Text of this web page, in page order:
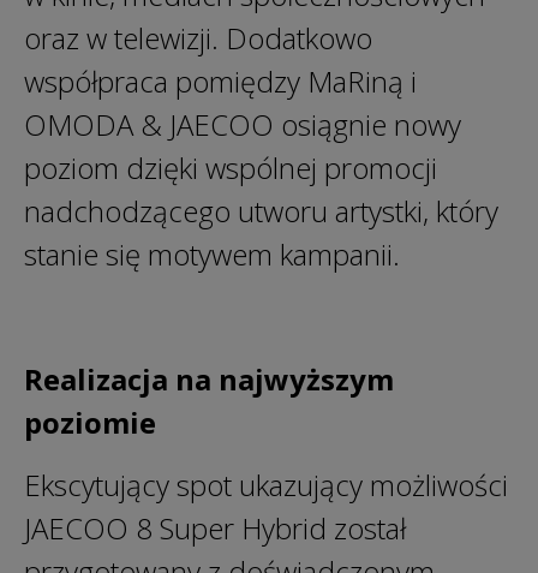
oraz w telewizji. Dodatkowo
współpraca pomiędzy MaRiną i
OMODA & JAECOO osiągnie nowy
poziom dzięki wspólnej promocji
nadchodzącego utworu artystki, który
stanie się motywem kampanii.
Realizacja na najwyższym
poziomie
Ekscytujący spot ukazujący możliwości
JAECOO 8 Super Hybrid został